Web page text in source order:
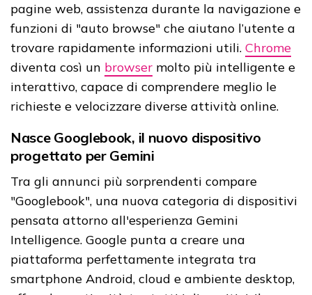
pagine web, assistenza durante la navigazione e
funzioni di "auto browse" che aiutano l’utente a
trovare rapidamente informazioni utili. Chrome
diventa così un browser molto più intelligente e
interattivo, capace di comprendere meglio le
richieste e velocizzare diverse attività online.
Nasce Googlebook, il nuovo dispositivo
progettato per Gemini
Tra gli annunci più sorprendenti compare
"Googlebook", una nuova categoria di dispositivi
pensata attorno all'esperienza Gemini
Intelligence. Google punta a creare una
piattaforma perfettamente integrata tra
smartphone Android, cloud e ambiente desktop,